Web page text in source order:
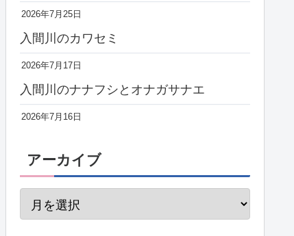
2026年7月25日
入間川のカワセミ
2026年7月17日
入間川のナナフシとオナガサナエ
2026年7月16日
アーカイブ